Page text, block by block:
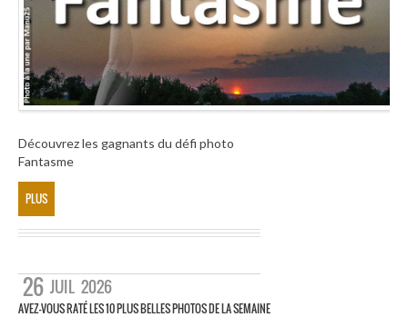
Découvrez les gagnants du défi photo
Fantasme
PLUS
26 JUIL 2026
AVEZ-VOUS RATÉ LES 10 PLUS BELLES PHOTOS DE LA SEMAINE